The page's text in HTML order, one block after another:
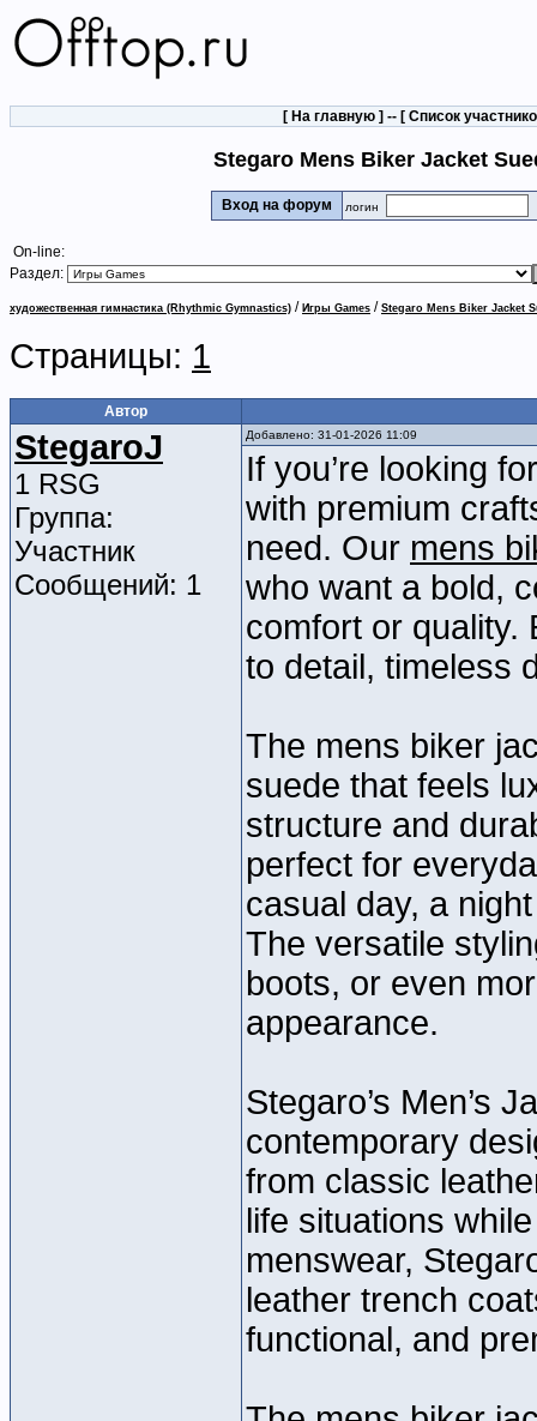
[ На главную ] -- [ Список
Stegaro Mens Biker Jacket
Вход на форум логин
On-line:
Раздел:
художественная гимнастика (Rhythmic Gymnastics) / Игры Games / Stegaro Mens Biker Jacket
Страницы: 1
Автор
StegaroJ
1 RSG
Группа:
Участник
Сообщений: 1
Добавлено: 31-01-2026 11:09
If you’re looking
with premium
need. Our mens
who want a bold,
comfort or quality.
to detail, timeless
The mens biker
suede that feels
structure and
perfect for
casual day, a
The versatile
boots, or even
appearance.
Stegaro’s Men’s
contemporary
from classic
life situations
menswear,
leather trench
functional, and